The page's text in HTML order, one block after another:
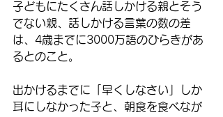
子どもにたくさん話しかける親とそう
でない親、話しかける言葉の数の差
は、4歳までに3000万語のひらきがあ
るとのこと。
出かけるまでに「早くしなさい」しか
耳にしなかった子と、朝食を食べなが